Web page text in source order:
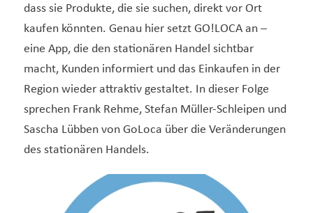
dass sie Produkte, die sie suchen, direkt vor Ort
kaufen könnten. Genau hier setzt GO!LOCA an –
eine App, die den stationären Handel sichtbar
macht, Kunden informiert und das Einkaufen in der
Region wieder attraktiv gestaltet. In dieser Folge
sprechen Frank Rehme, Stefan Müller-Schleipen und
Sascha Lübben von GoLoca über die Veränderungen
des stationären Handels.